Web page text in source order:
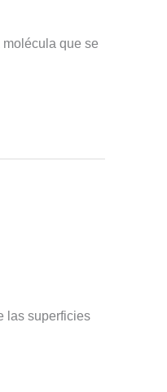
que se
las superficies